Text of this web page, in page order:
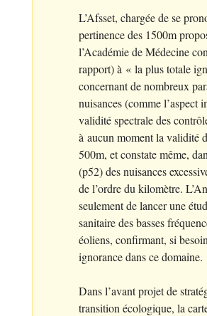
L’Afsset, chargée de se
pertinence des 1500m
l’Académie de Médecine
rapport) à « la plus totale
concernant de nombreux
nuisances (comme l’aspect
validité spectrale des
à aucun moment la validité
500m, et constate même,
(p52) des nuisances
de l’ordre du kilomètre.
seulement de lancer une
sanitaire des basses
éoliens, confirmant, si
ignorance dans ce domaine.
Dans l’avant projet de
transition écologique, la